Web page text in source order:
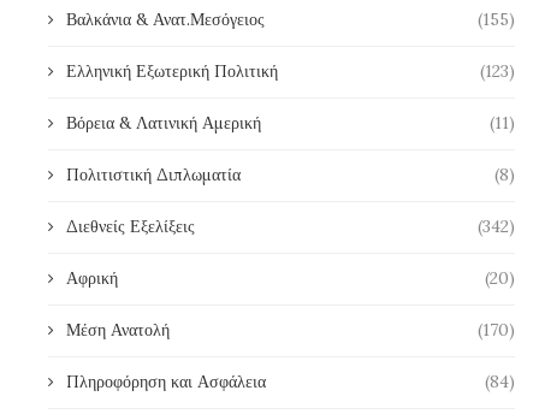
Βαλκάνια & Ανατ.Μεσόγειος (155)
Ελληνική Εξωτερική Πολιτική (123)
Βόρεια & Λατινική Αμερική (11)
Πολιτιστική Διπλωματία (8)
Διεθνείς Εξελίξεις (342)
Αφρική (20)
Μέση Ανατολή (170)
Πληροφόρηση και Ασφάλεια (84)